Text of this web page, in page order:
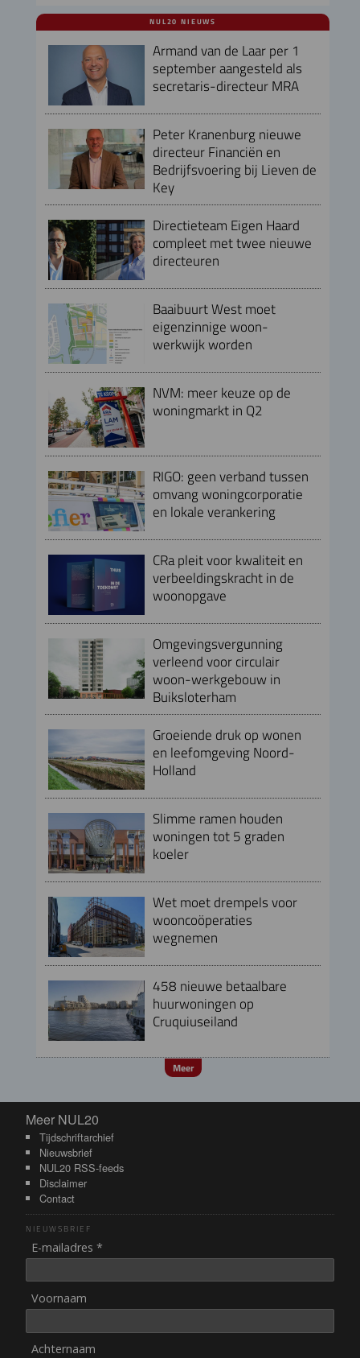
NUL20 NIEUWS
Armand van de Laar per 1
september aangesteld als
secretaris-directeur MRA
Peter Kranenburg nieuwe
directeur Financiën en
Bedrijfsvoering bij Lieven de
Key
Directieteam Eigen Haard
compleet met twee nieuwe
directeuren
Baaibuurt West moet
eigenzinnige woon-
werkwijk worden
NVM: meer keuze op de
woningmarkt in Q2
RIGO: geen verband tussen
omvang woningcorporatie
en lokale verankering
CRa pleit voor kwaliteit en
verbeeldingskracht in de
woonopgave
Omgevingsvergunning
verleend voor circulair
woon-werkgebouw in
Buiksloterham
Groeiende druk op wonen
en leefomgeving Noord-
Holland
Slimme ramen houden
woningen tot 5 graden
koeler
Wet moet drempels voor
wooncoöperaties
wegnemen
458 nieuwe betaalbare
huurwoningen op
Cruquiuseiland
Meer
Meer NUL20
Meer NUL20
Tijdschriftarchief
Nieuwsbrief
NUL20 RSS-feeds
Disclaimer
Contact
NIEUWSBRIEF
E-mailadres *
Voornaam
Achternaam